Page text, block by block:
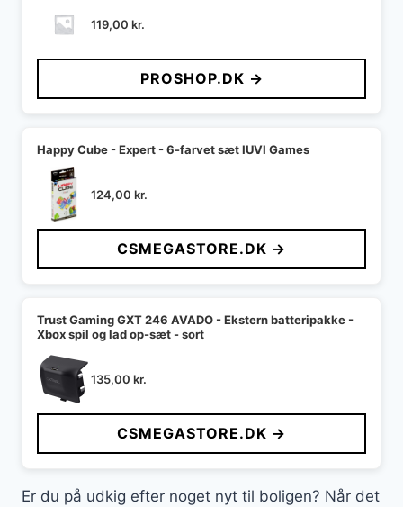
119,00 kr.
PROSHOP.DK →
Happy Cube - Expert - 6-farvet sæt IUVI Games
124,00 kr.
CSMEGASTORE.DK →
Trust Gaming GXT 246 AVADO - Ekstern batteripakke -
Xbox spil og lad op-sæt - sort
135,00 kr.
CSMEGASTORE.DK →
Er du på udkig efter noget nyt til boligen? Når det